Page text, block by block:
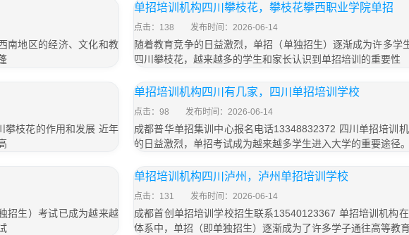
南地区的经济、文化和教
单招培训机构四川攀枝花，攀枝花攀西职业学院单招
点击：138 发布时间：2026-06-14
随着教育竞争的日益激烈，单招（单独招生）逐渐成为许多学
四川攀枝花，越来越多的学生和家长认识到单招培训的重要性
攀枝花的作用和发展 近年
单招培训机构四川有几家，四川单招培训学校
点击：98 发布时间：2026-06-14
成都普华单招集训中心报名电话13348832372 四川单招培训
的日益激烈，单招考试成为越来越多学生进入大学的重要途径
招生）考试已成为越来越
单招培训机构四川泸州，泸州单招培训学校
点击：131 发布时间：2026-06-14
成都首创单招培训学校招生联系13540123367 单招培训机构
体系中，单招（即单独招生）逐渐成为了许多学子通往高等教